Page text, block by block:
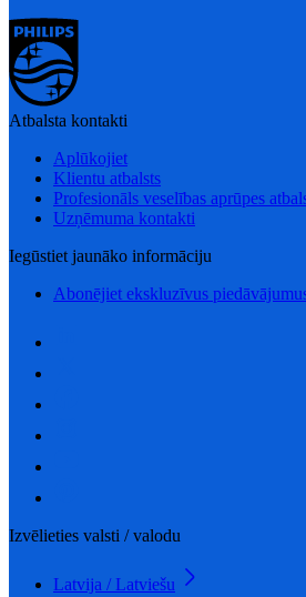
Atbalsta kontakti
Aplūkojiet
Klientu atbalsts
Profesionāls veselības aprūpes
Uzņēmuma kontakti
Iegūstiet jaunāko informāciju
Abonējiet ekskluzīvus
Izvēlieties valsti / valodu
Latvija / Latviešu